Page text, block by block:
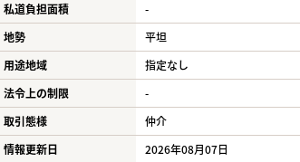
私道負担面積
-
地勢
平坦
用途地域
指定なし
法令上の制限
-
取引態様
仲介
情報更新日
2026年08月07日